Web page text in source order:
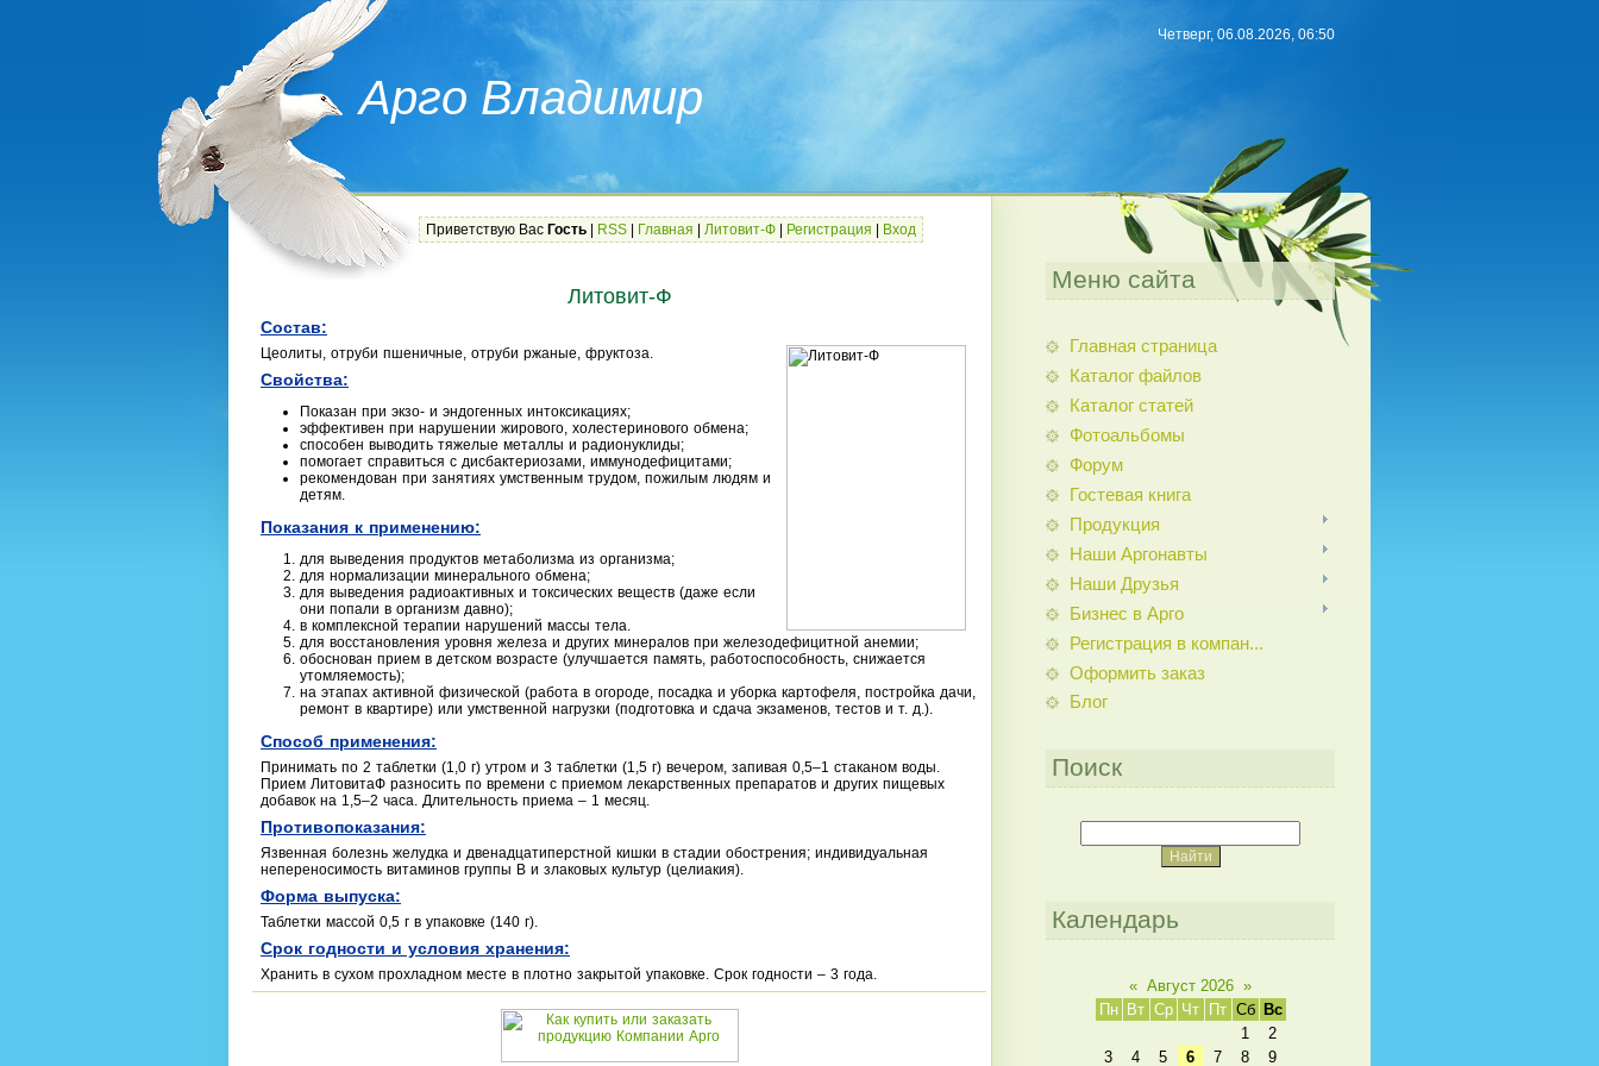
Арго Владимир
Четверг, 06.08.2026, 06:50
Приветствую Вас Гость RSS Главная Литовит-Ф Регистрация Вход
Литовит-Ф
Состав:
Цеолиты, отруби пшеничные, отруби ржаные, фруктоза.
Свойства:
Показан при экзо- и эндогенных интоксикациях;
эффективен при нарушении жирового, холестеринового обмена;
способен выводить тяжелые металлы и радионуклиды;
помогает справиться с дисбактериозами, иммунодефицитами;
рекомендован при занятиях умственным трудом, пожилым людям и
детям.
Показания к применению:
для выведения продуктов метаболизма из организма;
для нормализации минерального обмена;
для выведения радиоактивных и токсических веществ (даже если
они попали в организм давно);
в комплексной терапии нарушений массы тела.
для восстановления уровня железа и других минералов при железодефицитной анемии;
обоснован прием в детском возрасте (улучшается память, работоспособность, снижается
утомляемость);
на этапах активной физической (работа в огороде, посадка и уборка картофеля, постройка дачи,
ремонт в квартире) или умственной нагрузки (подготовка и сдача экзаменов, тестов и т. д.).
Способ применения:
Принимать по 2 таблетки (1,0 г) утром и 3 таблетки (1,5 г) вечером, запивая 0,5–1 стаканом воды.
Прием Литовита­Ф разносить по времени с приемом лекарственных препаратов и других пищевых
добавок на 1,5–2 часа. Длительность приема – 1 месяц.
Противопоказания:
Язвенная болезнь желудка и двенадцатиперстной кишки в стадии обострения; индивидуальная
непереносимость витаминов группы В и злаковых культур (целиакия).
Форма выпуска:
Таблетки массой 0,5 г в упаковке (140 г).
Срок годности и условия хранения:
Хранить в сухом прохладном месте в плотно закрытой упаковке. Срок годности – 3 года.
Меню сайта
Главная страница
Каталог файлов
Каталог статей
Фотоальбомы
Форум
Гостевая книга
Продукция
Наши Аргонавты
Наши Друзья
Бизнес в Арго
Регистрация в компан...
Оформить заказ
Блог
Поиск
Календарь
« Август 2026 »
Пн
Вт Ср Чт Пт Сб
Вс
1
2
3
4 5 6 7 8
9